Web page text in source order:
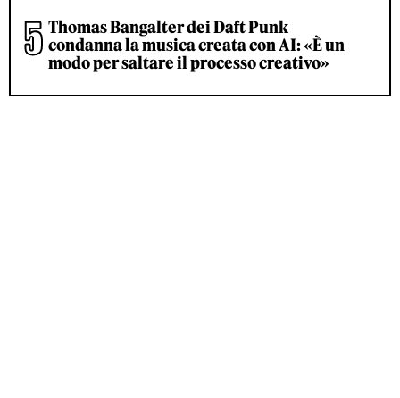
Thomas Bangalter dei Daft Punk
condanna la musica creata con AI: «È un
modo per saltare il processo creativo»